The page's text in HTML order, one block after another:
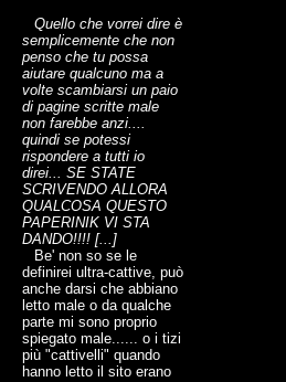
Quello che vorrei dire è
semplicemente che non
penso che tu possa
aiutare qualcuno ma a
volte scambiarsi un paio
di pagine scritte male
non farebbe anzi....
quindi se potessi
rispondere a tutti io
direi... SE STATE
SCRIVENDO ALLORA
QUALCOSA QUESTO
PAPERINIK VI STA
DANDO!!!! [...]
Be' non so se le
definirei ultra-cattive, può
anche darsi che abbiano
letto male o da qualche
parte mi sono proprio
spiegato male...... o i tizi
più "cattivelli" quando
hanno letto il sito erano